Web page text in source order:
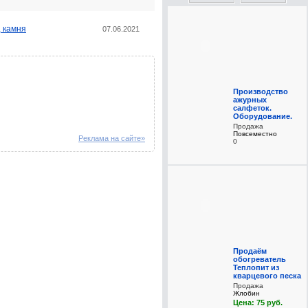
камня 07.06.2021
Реклама на сайте»
Производство
ажурных
салфеток.
Оборудование.
Продажа
Повсеместно
0
Продаём
обогреватель
Теплопит из
кварцевого песка
Продажа
Жлобин
Цена: 75 руб.